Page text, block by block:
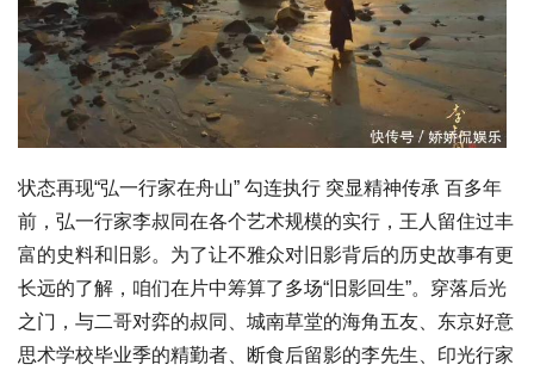
状态再现“弘一行家在舟山” 勾连执行 突显精神传承 百多年
前，弘一行家李叔同在各个艺术规模的实行，王人留住过丰
富的史料和旧影。为了让不雅众对旧影背后的历史故事有更
长远的了解，咱们在片中筹算了多场“旧影回生”。穿落后光
之门，与二哥对弈的叔同、城南草堂的海角五友、东京好意
思术学校毕业季的精勤者、断食后留影的李先生、印光行家